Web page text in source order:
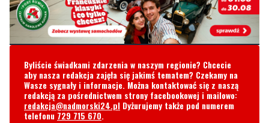
Byliście świadkami zdarzenia w naszym regionie? Chcecie
aby nasza redakcja zajęła się jakimś tematem? Czekamy na
Wasze sygnały i informacje. Można kontaktować się z naszą
redakcją za pośrednictwem strony facebookowej i mailowo:
redakcja@nadmorski24.pl Dyżurujemy także pod numerem
telefonu 729 715 670.